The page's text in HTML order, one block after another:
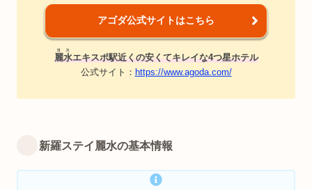
アゴダ公式サイトはこちら
麗水
ヨス
エキスポ駅近くの安くてキレイな4つ星ホテル
公式サイト： https://www.agoda.com/
新羅ステイ麗水の基本情報